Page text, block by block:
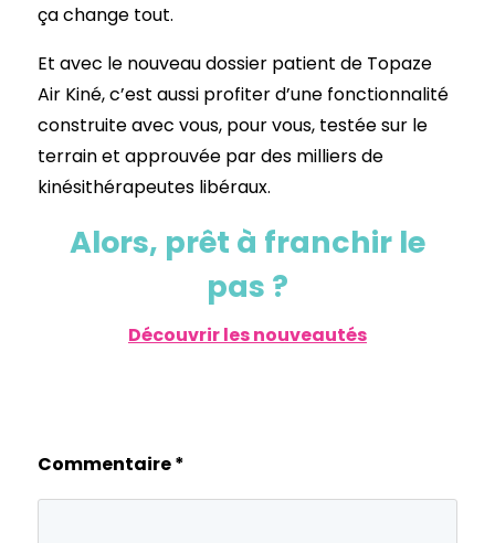
ça change tout.
Et avec le nouveau dossier patient de Topaze
Air Kiné, c’est aussi profiter d’une fonctionnalité
construite avec vous, pour vous, testée sur le
terrain et approuvée par des milliers de
kinésithérapeutes libéraux.
Alors, prêt à franchir le
pas ?
Découvrir les nouveautés
Commentaire*